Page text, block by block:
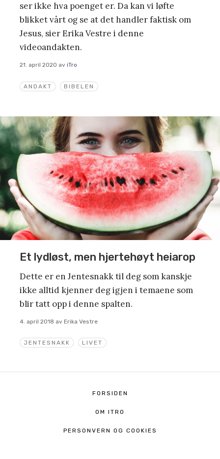
ANDAKT BIBELEN
ser ikke hva poenget er. Da kan vi løfte
blikket vårt og se at det handler faktisk om
Jesus, sier Erika Vestre i denne
videoandakten.
21. april 2020 av iTro
JENTESNAKK LIVET
Et lydløst, men hjertehøyt heiarop
Dette er en Jentesnakk til deg som kanskje
ikke alltid kjenner deg igjen i temaene som
blir tatt opp i denne spalten.
4. april 2018 av Erika Vestre
FORSIDEN
OM ITRO
PERSONVERN OG COOKIES